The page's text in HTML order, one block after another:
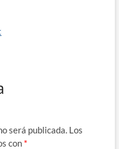
será publicada. Los
con *